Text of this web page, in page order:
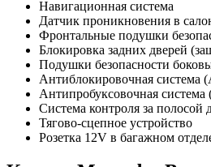
Навигационная система
Датчик проникновения в
Фронтальные подушки
Блокировка задних дверей
Подушки безопасности
Антиблокировочная система
Антипробуксовочная система
Система контроля за полосой
Тягово-сцепное устройство
Розетка 12V в багажном